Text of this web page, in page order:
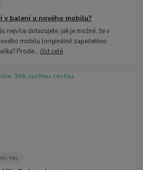
v balení u nového mobilu?
nejvíce dotazujete, jak je možné, že v
mobilu (originálně zapečetěno
Prode...číst celé
tipy